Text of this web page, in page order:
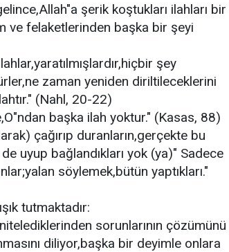
şerik koştukları ilahları bir
ve felaketlerinden başka bir şeyi
şey
zaman yeniden diriltileceklerini
(Nahl, 20-22)
başka ilah yoktur." (Kasas, 88)
çağırıp duranların,gerçekte bu
uyup bağlandıkları yok (ya)" Sadece
söylemek,bütün yaptıkları."
tutmaktadır:
sorunlarının çözümünü
diliyor,başka bir deyimle onlara